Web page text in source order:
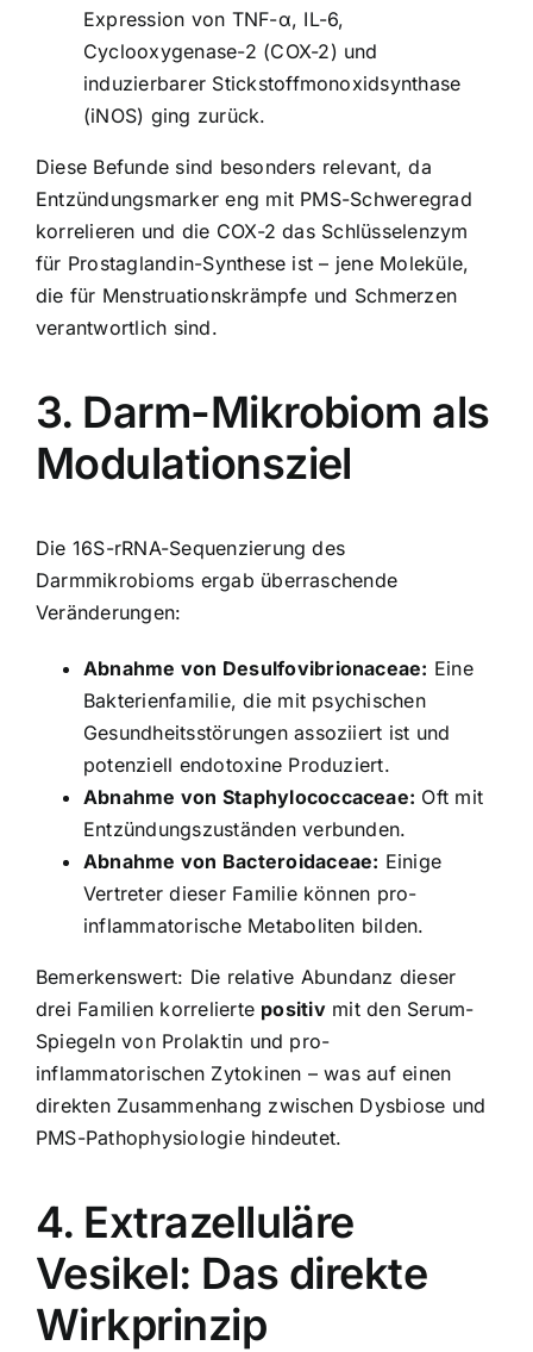
Expression von TNF-α, IL-6,
Cyclooxygenase-2 (COX-2) und
induzierbarer Stickstoffmonoxidsynthase
(iNOS) ging zurück.
Diese Befunde sind besonders relevant, da
Entzündungsmarker eng mit PMS-Schweregrad
korrelieren und die COX-2 das Schlüsselenzym
für Prostaglandin-Synthese ist – jene Moleküle,
die für Menstruationskrämpfe und Schmerzen
verantwortlich sind.
3. Darm-Mikrobiom als
Modulationsziel
Die 16S-rRNA-Sequenzierung des
Darmmikrobioms ergab überraschende
Veränderungen:
Abnahme von Desulfovibrionaceae: Eine
Bakterienfamilie, die mit psychischen
Gesundheitsstörungen assoziiert ist und
potenziell endotoxine Produziert.
Abnahme von Staphylococcaceae: Oft mit
Entzündungszuständen verbunden.
Abnahme von Bacteroidaceae: Einige
Vertreter dieser Familie können pro-
inflammatorische Metaboliten bilden.
Bemerkenswert: Die relative Abundanz dieser
drei Familien korrelierte positivmit den Serum-
Spiegeln von Prolaktin und pro-
inflammatorischen Zytokinen – was auf einen
direkten Zusammenhang zwischen Dysbiose und
PMS-Pathophysiologie hindeutet.
4. Extrazelluläre
Vesikel: Das direkte
Wirkprinzip